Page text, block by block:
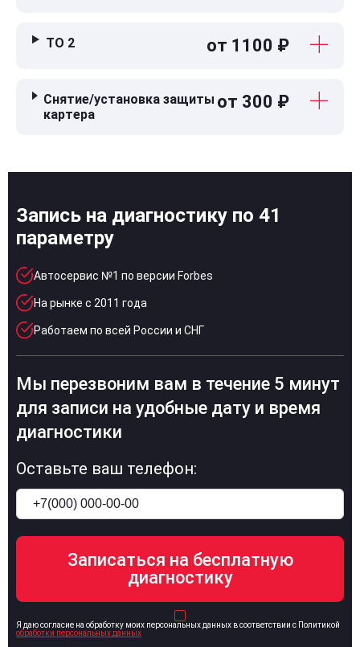
ТО 2 от 1100 ₽
Снятие/установка защиты
картера
от 300 ₽
Запись на диагностику по 41
параметру
Автосервис №1 по версии Forbes
На рынке с 2011 года
Работаем по всей России и СНГ
Мы перезвоним вам в течение 5 минут
для записи на удобные дату и время
диагностики
Оставьте ваш телефон:
Я даю согласие на обработку моих персональных данных в соответствии с Политикой
обработки персональных данных